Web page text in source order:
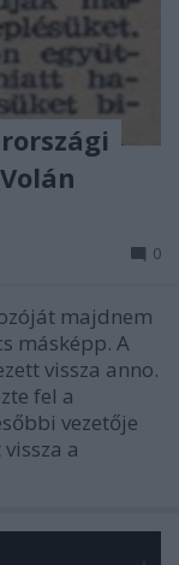
0
majdnem
másképp. A
vissza anno.
fel a
vezetője
a